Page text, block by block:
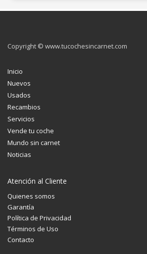
Copyright © www.tucochesincarnet.com
Inicio
Nuevos
Usados
Recambios
Servicios
Vende tu coche
Mundo sin carnet
Noticias
Atención al Cliente
Quienes somos
Garantía
Política de Privacidad
Términos de Uso
Contacto